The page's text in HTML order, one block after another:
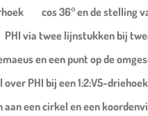
cos 36° en de stelling
PHI via twee lijnstukken bij
en een punt op de
PHI bij een 1:2:V5-
aan een cirkel en een